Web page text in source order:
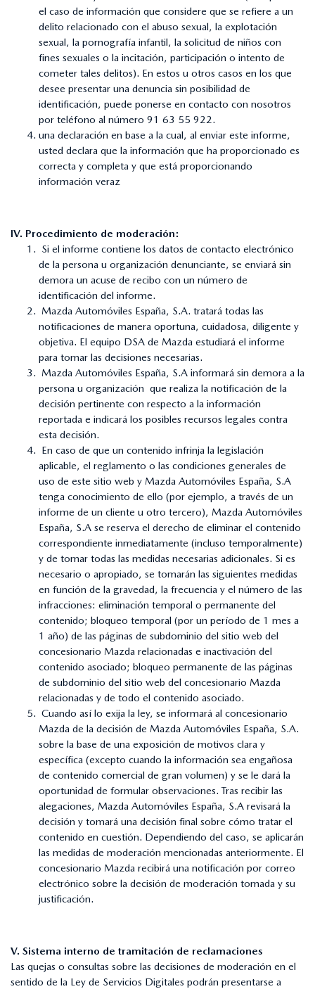
el caso de información que considere que se refiere a un
delito relacionado con el abuso sexual, la explotación
sexual, la pornografía infantil, la solicitud de niños con
fines sexuales o la incitación, participación o intento de
cometer tales delitos). En estos u otros casos en los que
desee presentar una denuncia sin posibilidad de
identificación, puede ponerse en contacto con nosotros
por teléfono al número 91 63 55 922.
una declaración en base a la cual, al enviar este informe,
usted declara que la información que ha proporcionado es
correcta y completa y que está proporcionando
información veraz
IV. Procedimiento de moderación:
Si el informe contiene los datos de contacto electrónico
de la persona u organización denunciante, se enviará sin
demora un acuse de recibo con un número de
identificación del informe.
Mazda Automóviles España, S.A. tratará todas las
notificaciones de manera oportuna, cuidadosa, diligente y
objetiva. El equipo DSA de Mazda estudiará el informe
para tomar las decisiones necesarias.
Mazda Automóviles España, S.A informará sin demora a la
persona u organización que realiza la notificación de la
decisión pertinente con respecto a la información
reportada e indicará los posibles recursos legales contra
esta decisión.
En caso de que un contenido infrinja la legislación
aplicable, el reglamento o las condiciones generales de
uso de este sitio web y Mazda Automóviles España, S.A
tenga conocimiento de ello (por ejemplo, a través de un
informe de un cliente u otro tercero), Mazda Automóviles
España, S.A se reserva el derecho de eliminar el contenido
correspondiente inmediatamente (incluso temporalmente)
y de tomar todas las medidas necesarias adicionales. Si es
necesario o apropiado, se tomarán las siguientes medidas
en función de la gravedad, la frecuencia y el número de las
infracciones: eliminación temporal o permanente del
contenido; bloqueo temporal (por un período de 1 mes a
1 año) de las páginas de subdominio del sitio web del
concesionario Mazda relacionadas e inactivación del
contenido asociado; bloqueo permanente de las páginas
de subdominio del sitio web del concesionario Mazda
relacionadas y de todo el contenido asociado.
Cuando así lo exija la ley, se informará al concesionario
Mazda de la decisión de Mazda Automóviles España, S.A.
sobre la base de una exposición de motivos clara y
específica (excepto cuando la información sea engañosa
de contenido comercial de gran volumen) y se le dará la
oportunidad de formular observaciones. Tras recibir las
alegaciones, Mazda Automóviles España, S.A revisará la
decisión y tomará una decisión final sobre cómo tratar el
contenido en cuestión. Dependiendo del caso, se aplicarán
las medidas de moderación mencionadas anteriormente. El
concesionario Mazda recibirá una notificación por correo
electrónico sobre la decisión de moderación tomada y su
justificación.
V. Sistema interno de tramitación de reclamaciones
Las quejas o consultas sobre las decisiones de moderación en el
sentido de la Ley de Servicios Digitales podrán presentarse a